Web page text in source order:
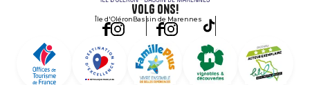
Volg ons!
Île d'OléronBassin de Marennes